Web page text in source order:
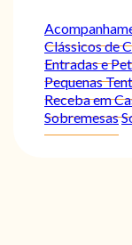
Clássicos de
Entradas e
Pequenas
Receba em
Sobremesas